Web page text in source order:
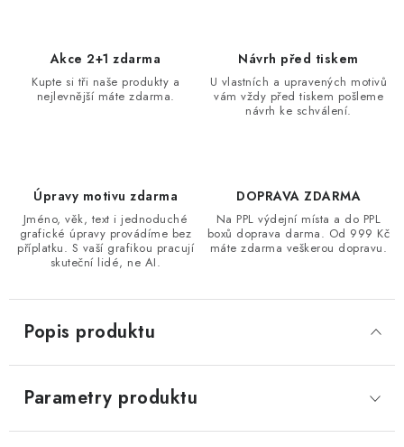
Akce 2+1 zdarma
Kupte si tři naše produkty a
nejlevnější máte zdarma.
Návrh před tiskem
U vlastních a upravených motivů
vám vždy před tiskem pošleme
návrh ke schválení.
Úpravy motivu zdarma
Jméno, věk, text i jednoduché
grafické úpravy provádíme bez
příplatku. S vaší grafikou pracují
skuteční lidé, ne AI.
DOPRAVA ZDARMA
Na PPL výdejní místa a do PPL
boxů doprava darma. Od 999 Kč
máte zdarma veškerou dopravu.
Popis produktu
Parametry produktu